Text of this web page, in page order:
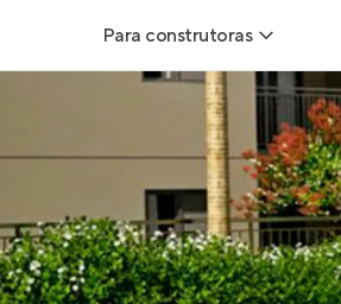
Para construtoras
Geração de Leads
Geração de Visitas
Geração de Vendas